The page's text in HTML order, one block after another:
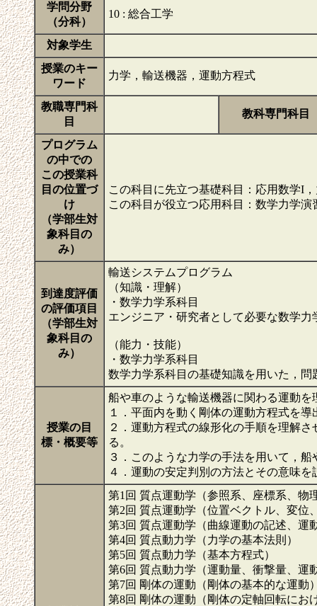
学問分野
（分科）
10 : 総合工学
対象学生
授業のキー
ワード
力学，輸送機器，運動方程式
教職専門科
目
教科専門科目
プログラム
の中での
この授業科
目の位置づ
け
（学部生対
象科目の
み）
この科目に先立つ基礎科目：応用数学I
この科目が役立つ応用科目：数学力学
到達度評価
の評価項目
（学部生対
象科目の
み）
輸送システムプログラム
（知識・理解）
・数学力学系科目
エンジニア・研究者として必要な数学
（能力・技能）
・数学力学系科目
数学力学系科目の基礎知識を用いた，
授業の目
標・概要等
船や車のような輸送機器に関わる運動
１．平面内を動く剛体の運動方程式を導
２．運動方程式の線形化の手順を理解
る。
３．このような力学の手法を用いて，
４．運動の安定判別の方法とその意味
第1回 質点運動学（参照系、座標系、物
第2回 質点運動学（位置ベクトル、変位
第3回 質点運動学（曲線運動の記述、運
第4回 質点動力学（力学の基本法則）
第5回 質点動力学（基本方程式）
第6回 質点動力学（運動量、衝撃量、運
第7回 剛体の運動（剛体の基本的な運動
第8回 剛体の運動（剛体の定軸回転にお